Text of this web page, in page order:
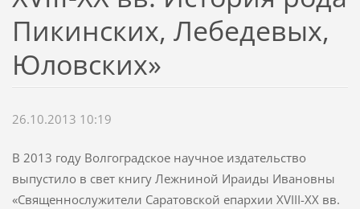
Пикинских, Лебедевых,
Юловских»
26.10.2013 10:19
В 2013 году Волгоградское научное издательство
выпустило в свет книгу Лежниной Ираиды Ивановны
«Священнослужители Саратовской епархии XVIII-ХХ вв.